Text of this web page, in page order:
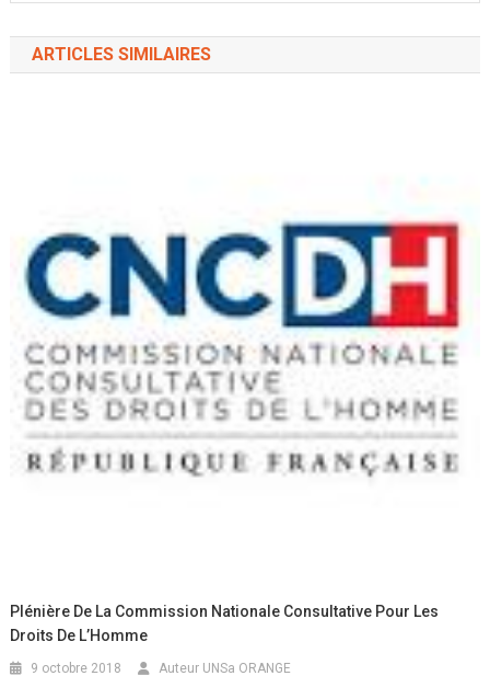
ARTICLES SIMILAIRES
Plénière De La Commission Nationale Consultative Pour Les
Droits De L’Homme
9 octobre 2018 Auteur UNSa ORANGE